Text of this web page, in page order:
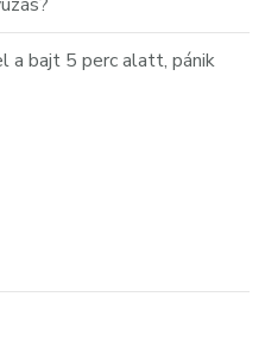
a bajt 5 perc alatt, pánik